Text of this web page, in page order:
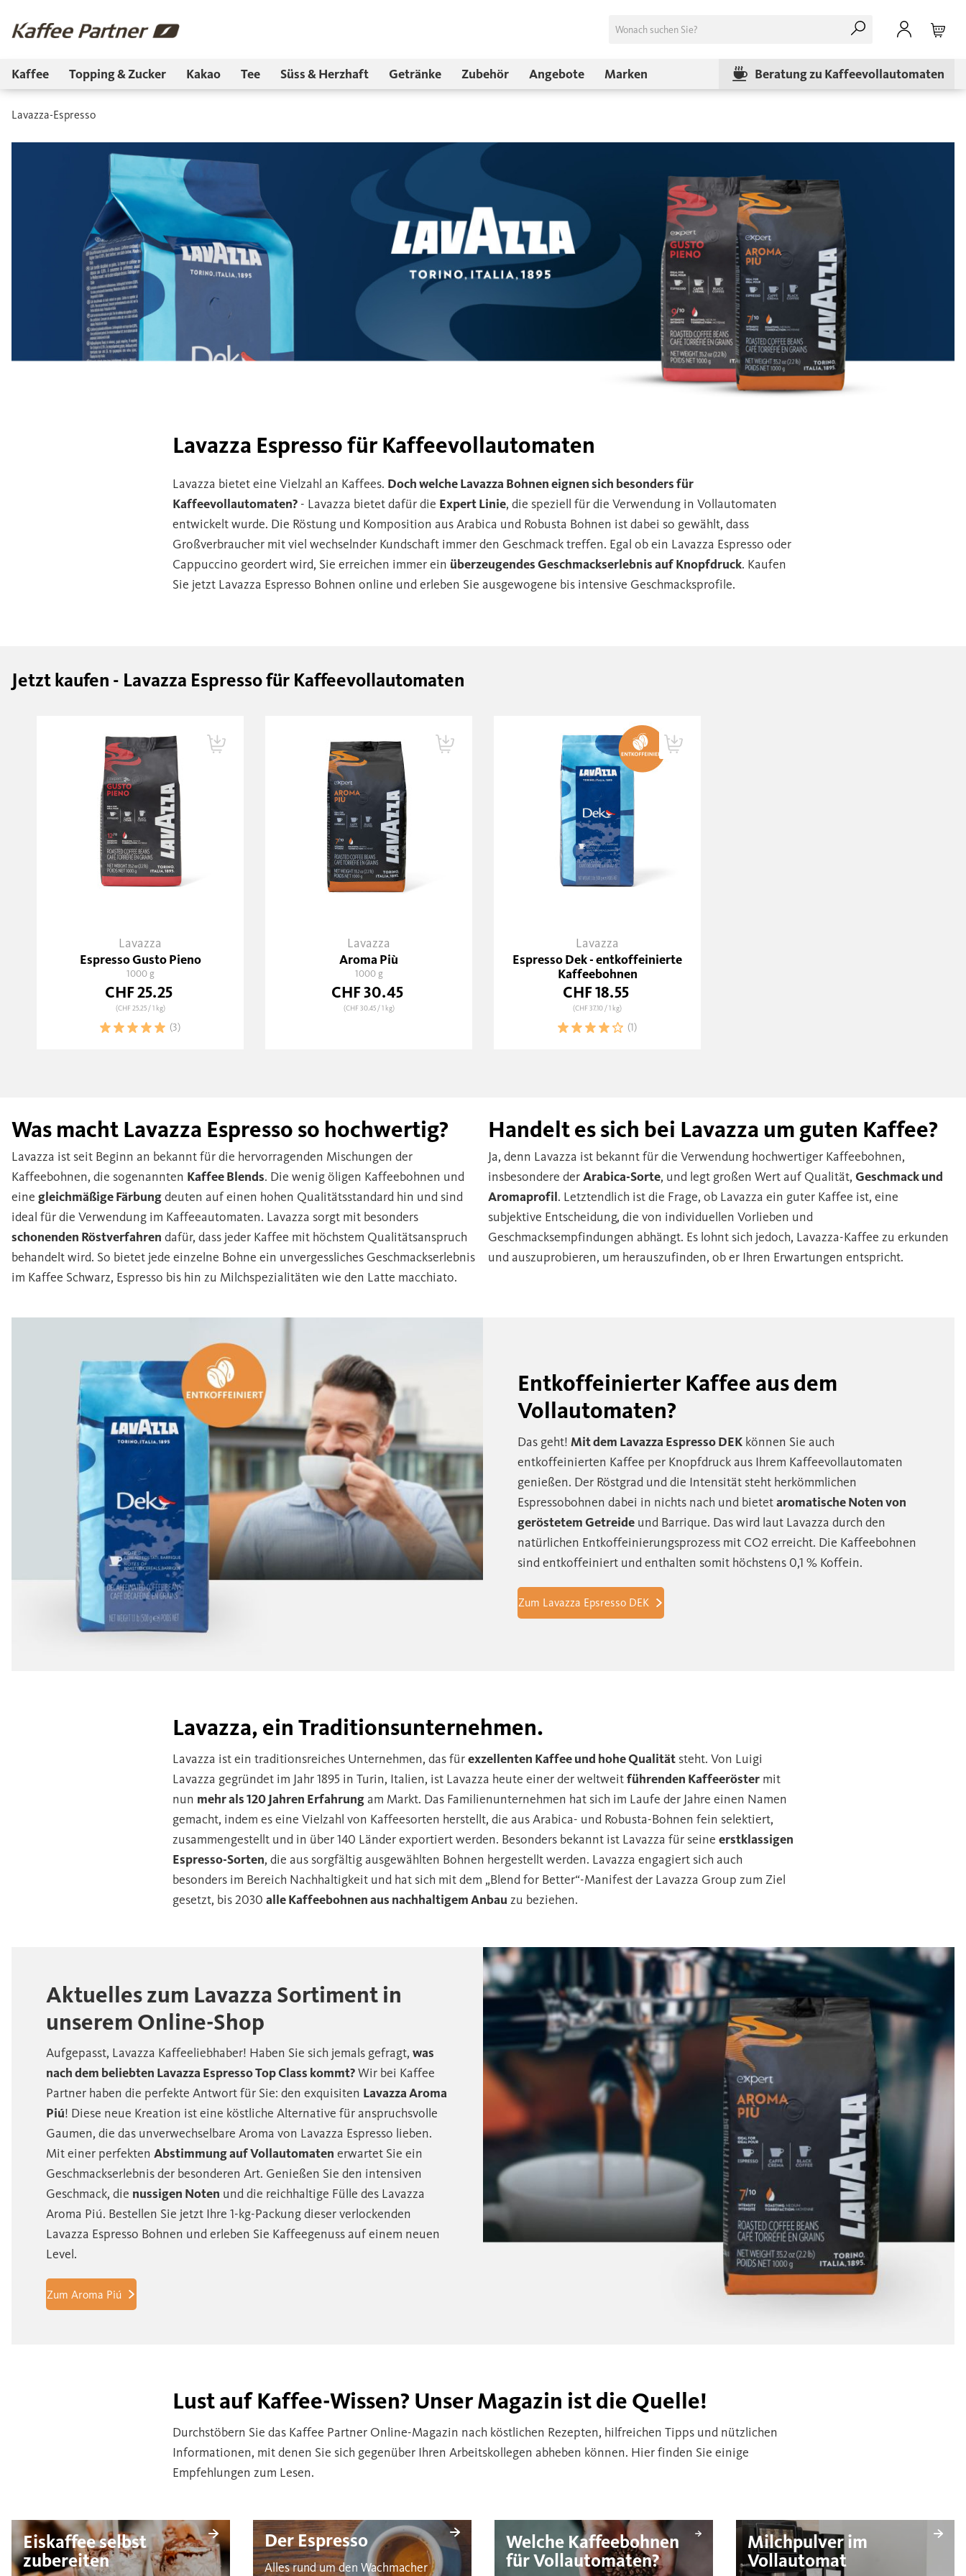
Kaffee Topping & Zucker Kakao Tee Süss & Herzhaft Getränke Zubehör Angebote Marken Beratung zu Kaffeevollautomaten
Lavazza-Espresso
Lavazza Espresso für Kaffeevollautomaten
Lavazza bietet eine Vielzahl an Kaffees. Doch welche Lavazza Bohnen eignen sich besonders für
Kaffeevollautomaten? - Lavazza bietet dafür die Expert Linie, die speziell für die Verwendung in Vollautomaten
entwickelt wurde. Die Röstung und Komposition aus Arabica und Robusta Bohnen ist dabei so gewählt, dass
Großverbraucher mit viel wechselnder Kundschaft immer den Geschmack treffen. Egal ob ein Lavazza Espresso oder
Cappuccino geordert wird, Sie erreichen immer ein überzeugendes Geschmackserlebnis auf Knopfdruck. Kaufen
Sie jetzt Lavazza Espresso Bohnen online und erleben Sie ausgewogene bis intensive Geschmacksprofile.
Jetzt kaufen - Lavazza Espresso für Kaffeevollautomaten
Lavazza
Espresso Gusto Pieno
1000 g
CHF 25.25
(CHF 25.25/ 1 kg)
(3)
Lavazza
Aroma Più
1000 g
CHF 30.45
(CHF 30.45/ 1 kg)
Lavazza
Espresso Dek - entkoffeinierte
Kaffeebohnen
500 g
CHF 18.55
(CHF 37.10/ 1 kg)
(1)
Was macht Lavazza Espresso so hochwertig?
Lavazza ist seit Beginn an bekannt für die hervorragenden Mischungen der
Kaffeebohnen, die sogenannten Kaffee Blends. Die wenig öligen Kaffeebohnen und
eine gleichmäßige Färbungdeuten auf einen hohen Qualitätsstandard hin und sind
ideal für die Verwendung im Kaffeeautomaten. Lavazza sorgt mit besonders
schonenden Röstverfahren dafür, dass jeder Kaffee mit höchstem Qualitätsanspruch
behandelt wird. So bietet jede einzelne Bohne ein unvergessliches Geschmackserlebnis
im Kaffee Schwarz, Espresso bis hin zu Milchspezialitäten wie den Latte macchiato.
Handelt es sich bei Lavazza um guten Kaffee?
Ja, denn Lavazza ist bekannt für die Verwendung hochwertiger Kaffeebohnen,
insbesondere derArabica-Sorte, und legt großen Wert auf Qualität, Geschmack und
Aromaprofil. Letztendlich ist die Frage, ob Lavazza ein guter Kaffee ist, eine
subjektive Entscheidung, die von individuellen Vorlieben und
Geschmacksempfindungen abhängt. Es lohnt sich jedoch, Lavazza-Kaffee zu erkunden
und auszuprobieren, um herauszufinden, ob er Ihren Erwartungen entspricht.
Entkoffeinierter Kaffee aus dem
Vollautomaten?
Das geht! Mit dem Lavazza Espresso DEK können Sie auch
entkoffeinierten Kaffee per Knopfdruck aus Ihrem Kaffeevollautomaten
genießen. Der Röstgrad und die Intensität steht herkömmlichen
Espressobohnen dabei in nichts nach und bietetaromatische Noten von
geröstetem Getreide und Barrique. Das wird laut Lavazza durch den
natürlichen Entkoffeinierungsprozess mit CO2 erreicht. Die Kaffeebohnen
sind entkoffeiniert und enthalten somit höchstens 0,1 % Koffein.
Zum Lavazza Epsresso DEK
Lavazza, ein Traditionsunternehmen.
Lavazza ist ein traditionsreiches Unternehmen, das fürexzellenten Kaffee und hohe Qualität steht. Von Luigi
Lavazza gegründet im Jahr 1895 in Turin, Italien, ist Lavazza heute einer der weltweitführenden Kaffeeröster mit
nun mehr als 120 Jahren Erfahrung am Markt. Das Familienunternehmen hat sich im Laufe der Jahre einen Namen
gemacht, indem es eine Vielzahl von Kaffeesorten herstellt, die aus Arabica- und Robusta-Bohnen fein selektiert,
zusammengestellt und in über 140 Länder exportiert werden. Besonders bekannt ist Lavazza für seine erstklassigen
Espresso-Sorten, die aus sorgfältig ausgewählten Bohnen hergestellt werden. Lavazza engagiert sich auch
besonders im Bereich Nachhaltigkeit und hat sich mit dem „Blend for Better“-Manifest der Lavazza Group zum Ziel
gesetzt, bis 2030 alle Kaffeebohnen aus nachhaltigem Anbau zu beziehen.
Aktuelles zum Lavazza Sortiment in
unserem Online-Shop
Aufgepasst, Lavazza Kaffeeliebhaber! Haben Sie sich jemals gefragt, was
nach dem beliebten Lavazza Espresso Top Class kommt?Wir bei Kaffee
Partner haben die perfekte Antwort für Sie: den exquisiten Lavazza Aroma
Piú! Diese neue Kreation ist eine köstliche Alternative für anspruchsvolle
Gaumen, die das unverwechselbare Aroma von Lavazza Espresso lieben.
Mit einer perfekten Abstimmung auf Vollautomaten erwartet Sie ein
Geschmackserlebnis der besonderen Art. Genießen Sie den intensiven
Geschmack, die nussigen Noten und die reichhaltige Fülle des Lavazza
Aroma Piú. Bestellen Sie jetzt Ihre 1-kg-Packung dieser verlockenden
Lavazza Espresso Bohnen und erleben Sie Kaffeegenuss auf einem neuen
Level.
Zum Aroma Piú
Lust auf Kaffee-Wissen? Unser Magazin ist die Quelle!
Durchstöbern Sie das Kaffee Partner Online-Magazin nach köstlichen Rezepten, hilfreichen Tipps und nützlichen
Informationen, mit denen Sie sich gegenüber Ihren Arbeitskollegen abheben können. Hier finden Sie einige
Empfehlungen zum Lesen.
Eiskaffee selbst
zubereiten
Der Espresso
Alles rund um den Wachmacher
Welche Kaffeebohnen
für Vollautomaten?
Milchpulver im
Vollautomat